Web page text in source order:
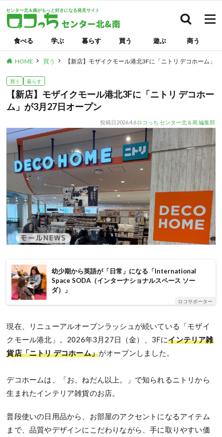
センター北＆南がもっと好きになる発見サイト
食べる 学ぶ 暮らす 買う 遊ぶ 商う
HOME 買う 【新店】モザイクモール港北3Fに「ニトリ デコホーム」
買う 暮らす
【新店】モザイクモール港北3Fに「ニトリ デコホー
ム」が3月27日オープン
投稿日 2026.4.6 ロコっち センター北＆南 編集部
幼少期から英語が「日常」になる「International
Space SODA（インターナショナルスペース ソー
ダ）」
ロコサポーター
現在、リニューアルオープンラッシュが続いている「モザイ
クモール港北」。2026年3月27日（金）、3Fにインテリア雑
貨店「ニトリ デコホーム」がオープンしました。
デコホームは、「お、ねだん以上。」で知られるニトリから
生まれたインテリア雑貨のお店。
普段使いの日用品から、お部屋のアクセントになるアイテム
まで、品質やデザインにこだわりながら、手に取りやすい価